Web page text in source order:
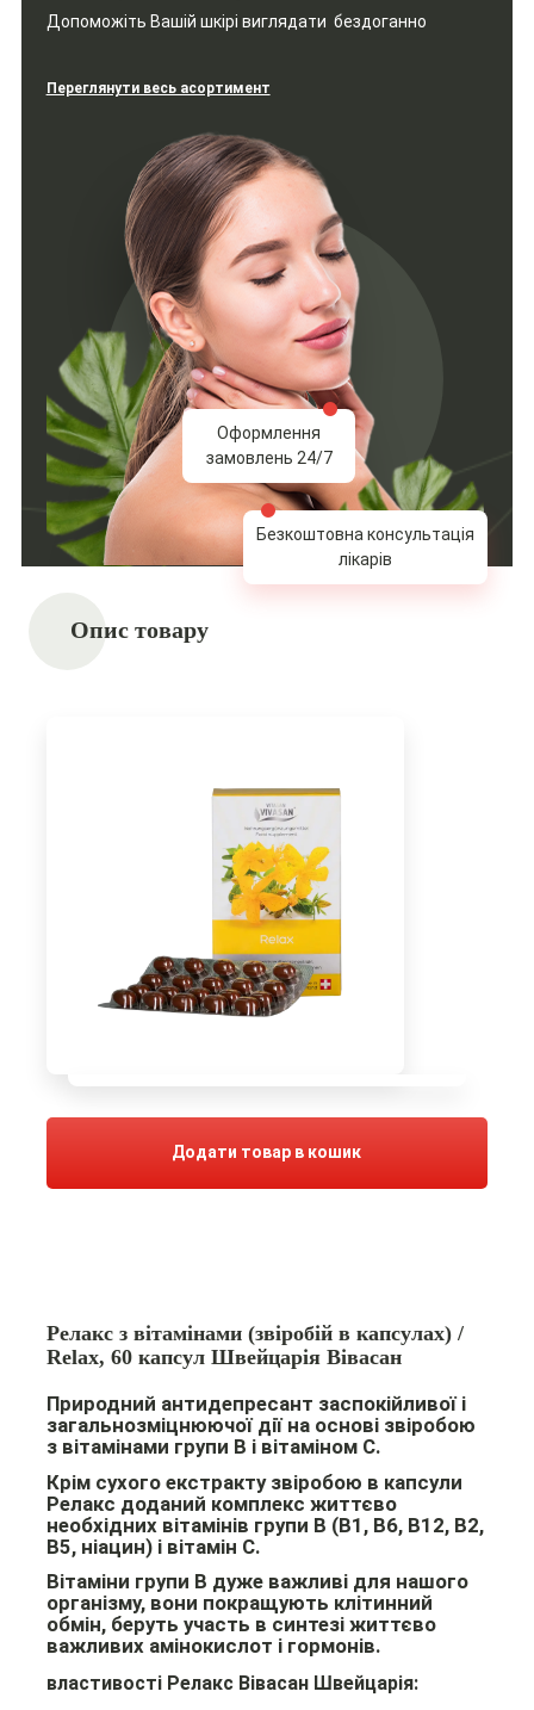
Допоможіть Вашій шкірі виглядати бездоганно
Переглянути весь асортимент
Оформлення
замовлень 24/7
Безкоштовна консультація
лікарів
Опис товару
Додати товар в кошик
Релакс з вітамінами (звіробій в капсулах) /
Relax, 60 капсул Швейцарія Вівасан
Природний антидепресант заспокійливої і
загальнозміцнюючої дії на основі звіробою
з вітамінами групи В і вітаміном С.
Крім сухого екстракту звіробою в капсули
Релакс доданий комплекс життєво
необхідних вітамінів групи B (B1, B6, B12, B2,
B5, ніацин) і вітамін C.
Вітаміни групи В дуже важливі для нашого
організму, вони покращують клітинний
обмін, беруть участь в синтезі життєво
важливих амінокислот і гормонів.
властивості Релакс Вівасан Швейцарія: